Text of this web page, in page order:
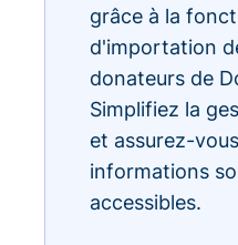
grâce à la
d'importation
donateurs de
Simplifiez la
et assurez-
informations
accessibles.